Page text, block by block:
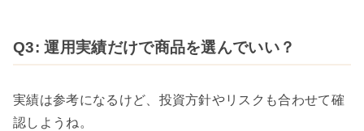
Q3: 運用実績だけで商品を選んでいい？
実績は参考になるけど、投資方針やリスクも合わせて確
認しようね。